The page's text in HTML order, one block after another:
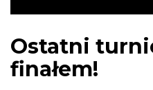
Ostatni
finałem!